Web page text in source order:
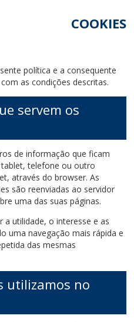
COOKIES
política e a consequente
as condições descritas.
servem os
de informação que ficam
telefone ou outro
através do browser. As
são reenviadas ao servidor
uma das suas páginas.
a utilidade, o interesse e as
uma navegação mais rápida e
das mesmas
utilizamos no